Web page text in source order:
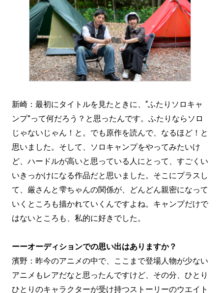
新崎：最初にタイトルを見たときに、“ふたりソロキャ
ンプ”って何だろう？と思ったんです。ふたりならソロ
じゃないじゃん！と。でも原作を読んで、なるほど！と
思いました。そして、ソロキャンプをやってみたいけ
ど、ハードルが高いと思っている人にとって、すごくい
いきっかけになる作品だと思いました。そこにプラスし
て、厳さんと雫ちゃんの関係が、どんどん親密になって
いくところも描かれていくんですよね。キャンプだけで
はないところも、私的に好きでした。
ーーオーディションでの思い出はありますか？
濱野：昨今のアニメの中で、ここまで登場人物が少ない
アニメもレアだなと思ったんですけど、その分、ひとり
ひとりのキャラクターが受け持つストーリーのウエイト